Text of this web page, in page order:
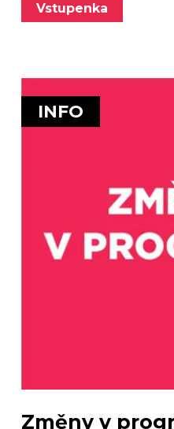
Vstupenka
INFO
Změny v